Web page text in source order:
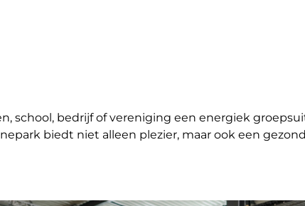
school, bedrijf of vereniging een energiek
biedt niet alleen plezier, maar ook een